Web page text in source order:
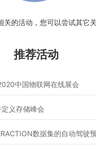
关的活动，您可以尝试其它
推荐活动
中国物联网在线展会
义存储峰会
数据集的自动驾驶预测模型挑